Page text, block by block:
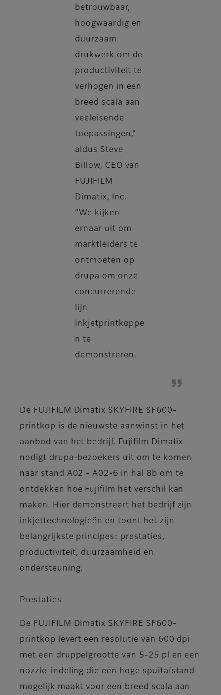
betrouwbaar,
hoogwaardig en
duurzaam
drukwerk om de
productiviteit te
verhogen in een
breed scala aan
veeleisende
toepassingen,”
aldus Steve
Billow, CEO van
FUJIFILM
Dimatix, Inc.
“We kijken
ernaar uit om
marktleiders te
ontmoeten op
drupa om onze
concurrerende
lijn
inkjetprintkoppe
n te
demonstreren.
De FUJIFILM Dimatix SKYFIRE SF600-
printkop is de nieuwste aanwinst in het
aanbod van het bedrijf. Fujifilm Dimatix
nodigt drupa-bezoekers uit om te komen
naar stand A02 - A02-6 in hal 8b om te
ontdekken hoe Fujifilm het verschil kan
maken. Hier demonstreert het bedrijf zijn
inkjettechnologieën en toont het zijn
belangrijkste principes: prestaties,
productiviteit, duurzaamheid en
ondersteuning.
Prestaties
De FUJIFILM Dimatix SKYFIRE SF600-
printkop levert een resolutie van 600 dpi
met een druppelgrootte van 5-25 pl en een
nozzle-indeling die een hoge spuitafstand
mogelijk maakt voor een breed scala aan